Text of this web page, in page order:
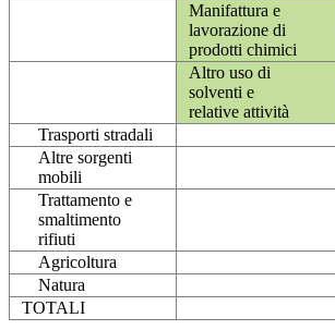
Manifattura e
lavorazione di
prodotti chimici
Altro uso di
solventi e
relative attività
Trasporti stradali
Altre sorgenti
mobili
Trattamento e
smaltimento
rifiuti
Agricoltura
Natura
TOTALI